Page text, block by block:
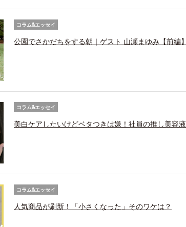
コラム&エッセイ
公園でさかだちをする朝｜ゲスト 山瀬まゆみ【前編】
コラム&エッセイ
美白ケアしたいけどベタつきは嫌！社員の推し美容液
コラム&エッセイ
人気商品が刷新！「小さくなった」そのワケは？